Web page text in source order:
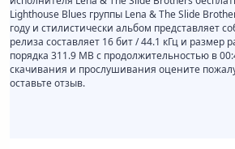
Lighthouse Blues группы Lena & The Slide
году и стилистически альбом представляет
релиза составляет 16 бит / 44.1 кГц и размер
порядка 311.9 MB с продолжительностью в
скачивания и прослушивания оцените
оставьте отзыв.